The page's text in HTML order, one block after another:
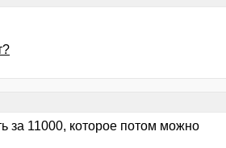
за 11000, которое потом можно